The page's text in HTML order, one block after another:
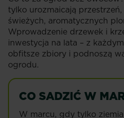
tylko urozmaicają
świeżych, aromatycznych
Wprowadzenie drzewek i
inwestycja na lata – z
obfitsze zbiory i podnoszą
ogrodu.
CO SADZIĆ W
W marcu, gdy tylko